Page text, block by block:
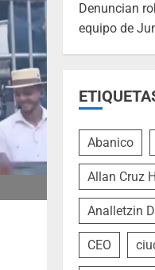
Denuncian
equipo de
Abanico
Allan Cruz
Analletzin
CEO